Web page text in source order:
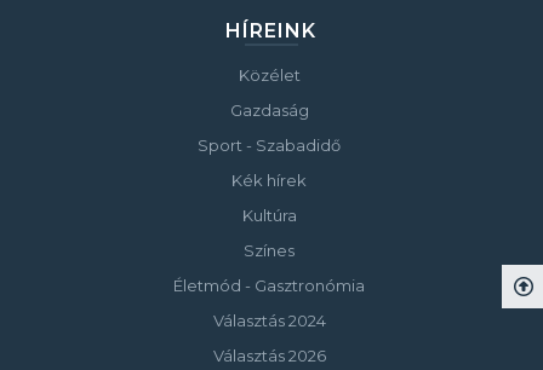
HÍREINK
Közélet
Gazdaság
Sport - Szabadidő
Kék hírek
Kultúra
Színes
Életmód - Gasztronómia
Választás 2024
Választás 2026